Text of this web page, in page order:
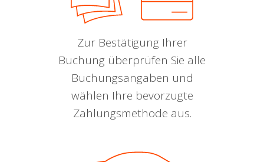
Zur Bestätigung Ihrer
Buchung überprüfen Sie alle
Buchungsangaben und
wählen Ihre bevorzugte
Zahlungsmethode aus.